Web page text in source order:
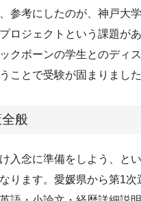
参考にしたのが、神戸大
ロジェクトという課題が
クボーンの学生とのディ
ことで受験が固まりました
般
入念に準備をしよう、と
ります。愛媛県から第1